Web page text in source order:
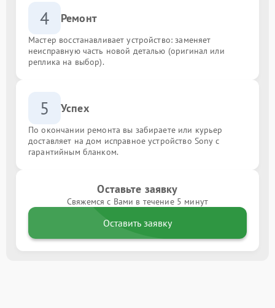
4 Ремонт
Мастер восстанавливает устройство: заменяет
неисправную часть новой деталью (оригинал или
реплика на выбор).
5 Успех
По окончании ремонта вы забираете или курьер
доставляет на дом исправное устройство Sony с
гарантийным бланком.
Оставьте заявку
Свяжемся с Вами в течение 5 минут
Оставить заявку